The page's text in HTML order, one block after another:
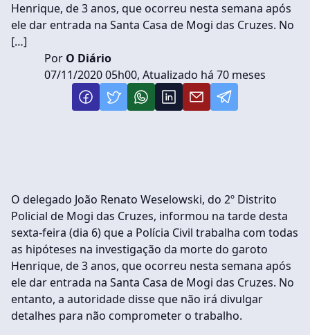
Henrique, de 3 anos, que ocorreu nesta semana após
ele dar entrada na Santa Casa de Mogi das Cruzes. No
[…]
Por O Diário
07/11/2020 05h00, Atualizado há 70 meses
O delegado João Renato Weselowski, do 2º Distrito
Policial de Mogi das Cruzes, informou na tarde desta
sexta-feira (dia 6) que a Polícia Civil trabalha com todas
as hipóteses na investigação da morte do garoto
Henrique, de 3 anos, que ocorreu nesta semana após
ele dar entrada na Santa Casa de Mogi das Cruzes. No
entanto, a autoridade disse que não irá divulgar
detalhes para não comprometer o trabalho.